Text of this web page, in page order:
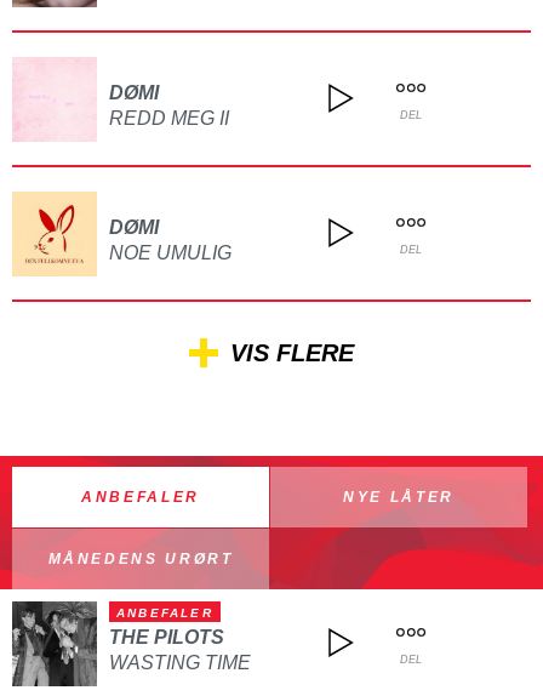
DØMI
REDD MEG II
DEL
DØMI
NOE UMULIG
DEL
VIS FLERE
ANBEFALER NYE LÅTER
MÅNEDENS URØRT
ANBEFALER
THE PILOTS
WASTING TIME
DEL